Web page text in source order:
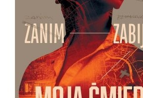
DO CZYTANIA
NA EKRANIE
KONTAKT